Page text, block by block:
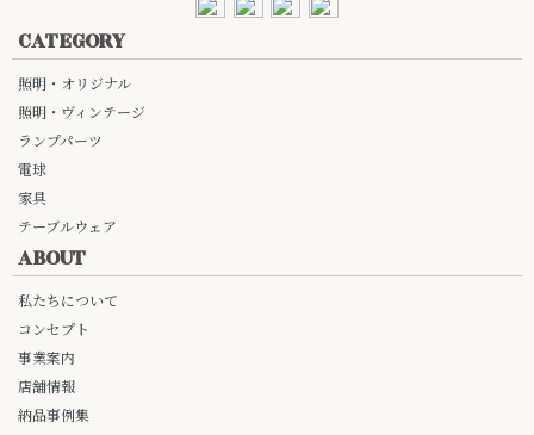
CATEGORY
照明・オリジナル
照明・ヴィンテージ
ランプパーツ
電球
家具
テーブルウェア
ABOUT
私たちについて
コンセプト
事業案内
店舗情報
納品事例集